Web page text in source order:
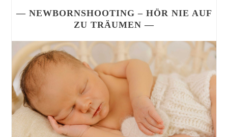
— NEWBORNSHOOTING – HÖR NIE AUF
ZU TRÄUMEN —